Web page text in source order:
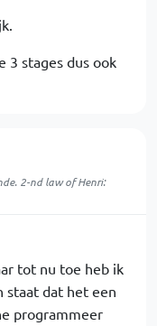
3 stages dus ook
2-nd law of Henri:
tot nu toe heb ik
staat dat het een
programmeer